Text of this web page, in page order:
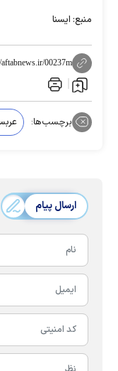
منبع: ایسنا
00237m
برچسب‌ها:
ارسال پیام